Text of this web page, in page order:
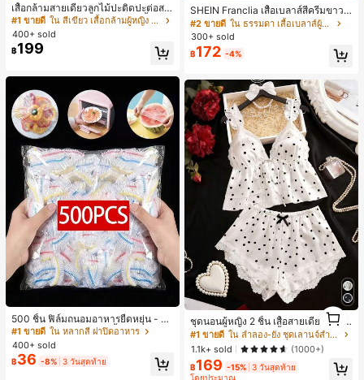
เสื้อกล้ามสายเดี่ยวลูกไม้ปะติดปะต่อสไ
ตล์เกาหลี, สุนทรียศาสตร์ Y2K, เสื้อผ้าส
ตรีทแวร์ลำลองฤดูร้อน
#1 ขายดี
ใน สีเขียว เสื้อกล้ามผู้หญิง & Camis
400+ sold
฿199
500 ชิ้น ฟิล์มถนอมอาหารยืดหยุ่น - ฝา
ครอบจานใสยืดหยุ่น, ใช้ซ้ำได้, หลากห
ลายฟังก์ชัน, ไม่มีกลิ่น, ป้องกันฝุ่น เหมา
ะสำหรับบ้าน, ร้านอาหาร, ปิกนิก - เหม
าะกับขนาดจานทุกขนาด, สิ่งจำเป็นสำ
หรับปิกนิก | ฟิล์มบรรจุภัณฑ์ตกแต่ง | ฟิ
#1 ขายดี ใน หลากสี ฝาปิดอาหาร
400+ sold
฿36 -8% 3 วันสุดท้าย
SHEIN Franclia เสื้อเบลาส์สีครีมขาวนุ่
มนวล เอวรูด, แต่งขอบตัดกัน + โบว์ผูก,
แขนพอง จับคู่กับกระโปรงชายระบาย,
ลดอายุและดูดี, นุ่มและเก๋ไก๋สำหรับใส่ทุ
กวัน
#2 ขายดี
ใน ธรรมดา เสื้อเบลาส์ผู้หญิง
300+ sold
฿172 -4%
ชุดนอนผู้หญิง 2 ชิ้น เสื้อสายเดี่ยวคอวีลู
กไม้ พร้อมกางเกงขาสั้นแต่งลูกไม้ แต่ง
โบว์ที่เอว ชุดลำลองผู้หญิงนุ่มสบายน่ารั
ก สไตล์เอสเธติก
#1 ขายดี
ใน ลำลอง-ยัง ชุดเลานจ์สำหรับผู้หญิง
1.1k+ sold
(1000+)
฿169 -15% 3 วันสุดท้าย
โดยประมาณ
1
1